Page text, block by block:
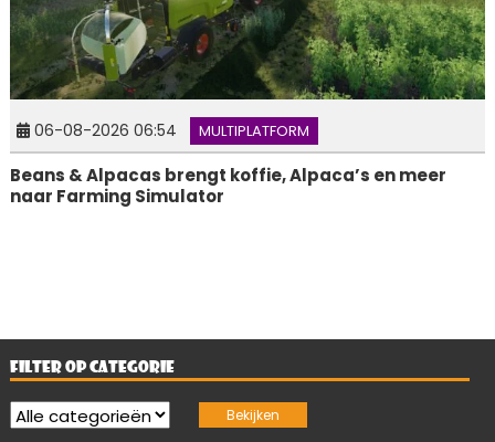
06-08-2026 06:54 MULTIPLATFORM
Beans & Alpacas brengt koffie, Alpaca’s en meer
naar Farming Simulator
FILTER OP CATEGORIE